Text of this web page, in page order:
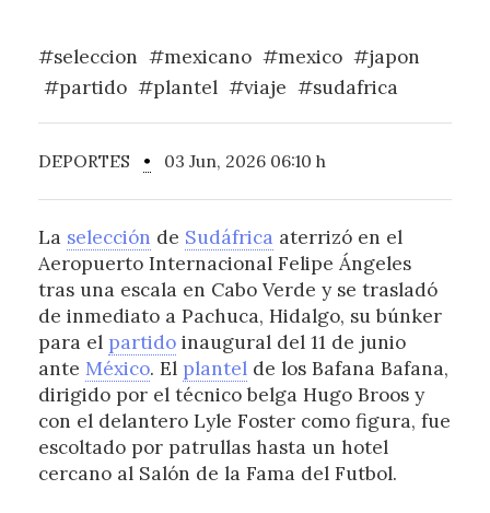
#seleccion #mexicano #mexico #japon
#partido #plantel #viaje #sudafrica
DEPORTES • 03 Jun, 2026 06:10 h
La selección de Sudáfrica aterrizó en el
Aeropuerto Internacional Felipe Ángeles
tras una escala en Cabo Verde y se trasladó
de inmediato a Pachuca, Hidalgo, su búnker
para el partidoinaugural del 11 de junio
ante México. El plantelde los Bafana Bafana,
dirigido por el técnico belga Hugo Broos y
con el delantero Lyle Foster como figura, fue
escoltado por patrullas hasta un hotel
cercano al Salón de la Fama del Futbol.